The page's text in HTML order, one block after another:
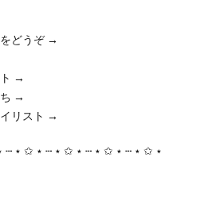
どうぞ →
→
→
リスト →
⋆ ✩ ⋆ ┄ ⋆ ✩ ⋆ ┄ ⋆ ✩ ⋆ ┄ ⋆ ✩ ⋆